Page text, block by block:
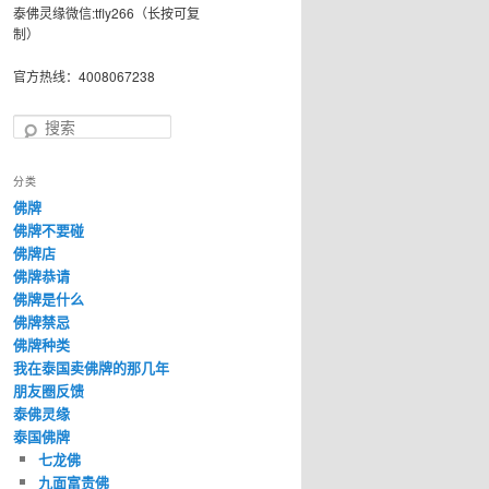
泰佛灵缘微信:tfly266（长按可复
制）
官方热线：4008067238
搜
分类
佛牌
佛牌不要碰
佛牌店
佛牌恭请
佛牌是什么
佛牌禁忌
佛牌种类
我在泰国卖佛牌的那几年
朋友圈反馈
泰佛灵缘
泰国佛牌
七龙佛
九面富贵佛